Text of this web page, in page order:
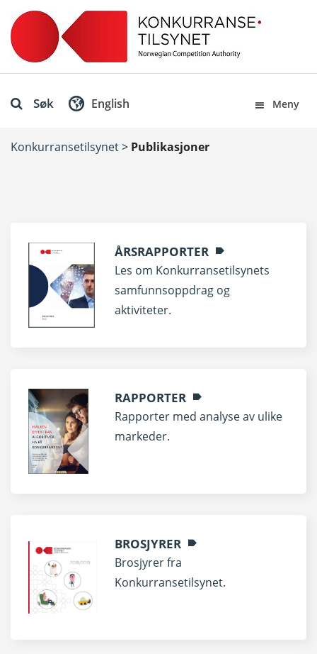
Søk Meny
English
Konkurransetilsynet> Publikasjoner
ÅRSRAPPORTER
Les om Konkurransetilsynets
samfunnsoppdrag og
aktiviteter.
RAPPORTER
Rapporter med analyse av ulike
markeder.
BROSJYRER
Brosjyrer fra
Konkurransetilsynet.